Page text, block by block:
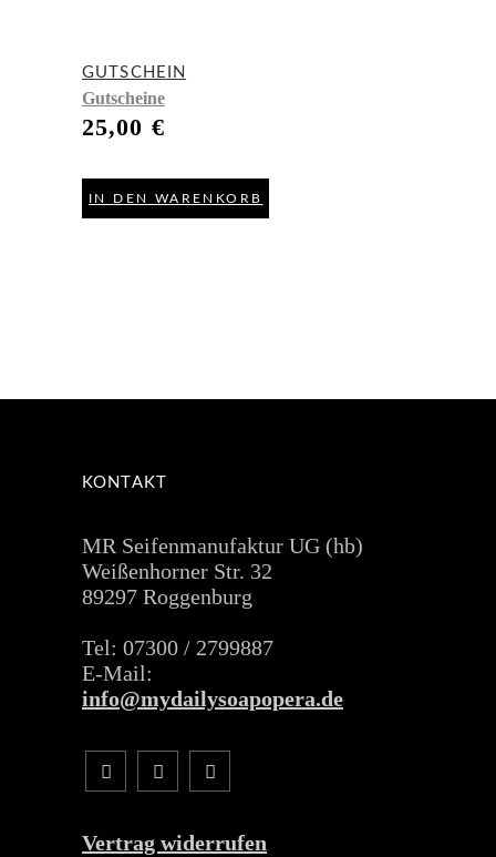
GUTSCHEIN
Gutscheine
25,00 €
IN DEN WARENKORB
KONTAKT
MR Seifenmanufaktur UG (hb)
Weißenhorner Str. 32
89297 Roggenburg
Tel: 07300 / 2799887
E-Mail:
info@mydailysoapopera.de
Vertrag widerrufen